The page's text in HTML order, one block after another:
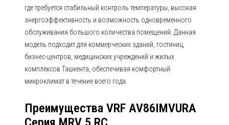
где требуется стабильный контроль температуры, высокая
энергоэффективность и возможность одновременного
обслуживания большого количества помещений. Данная
модель подходит для коммерческих зданий, гостиниц,
бизнес-центров, медицинских учреждений и жилых
комплексов Ташкента, обеспечивая комфортный
микроклимат в течение всего года.
Преимущества VRF AV86IMVURA